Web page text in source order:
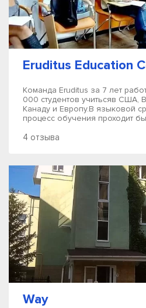
Eruditus Education
Команда Eruditus за 7 лет
000 студентов учитьсяв США,
Канаду и Европу.В языковой
процесс обучения проходит
4 отзыва
Way